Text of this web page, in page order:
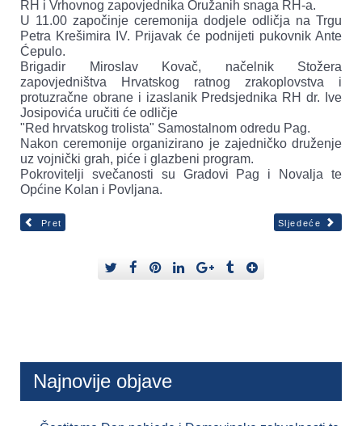
RH i Vrhovnog zapovjednika Oružanih snaga RH-a.
U 11.00 započinje ceremonija dodjele odličja na Trgu
Petra Krešimira IV. Prijavak će podnijeti pukovnik Ante
Ćepulo.
Brigadir Miroslav Kovač, načelnik Stožera
zapovjedništva Hrvatskog ratnog zrakoplovstva i
protuzračne obrane i izaslanik Predsjednika RH dr. Ive
Josipovića uručiti će odličje
"Red hrvatskog trolista" Samostalnom odredu Pag.
Nakon ceremonije organizirano je zajedničko druženje
uz vojnički grah, piće i glazbeni program.
Pokrovitelji svečanosti su Gradovi Pag i Novalja te
Općine Kolan i Povljana.
Pret Sljedeće
Najnovije objave